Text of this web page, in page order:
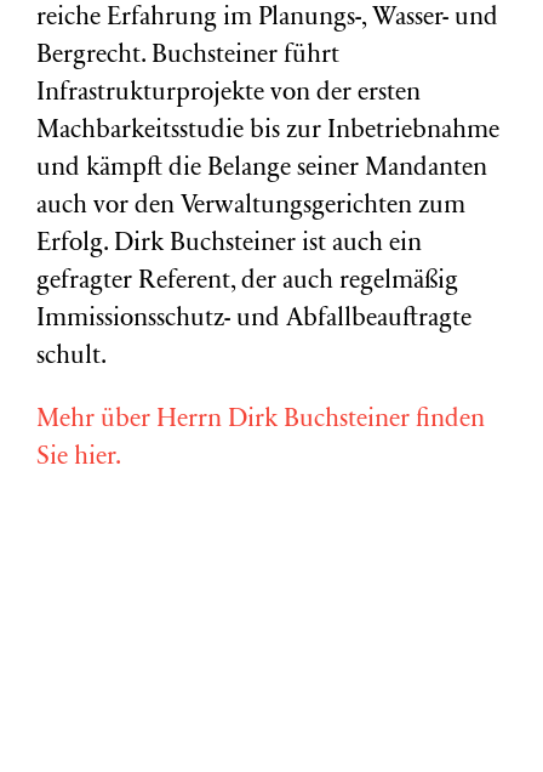
reiche Erfahrung im Planungs-, Wasser- und
Bergrecht. Buchsteiner führt
Infrastrukturprojekte von der ersten
Machbarkeitsstudie bis zur Inbetriebnahme
und kämpft die Belange seiner Mandanten
auch vor den Verwaltungsgerichten zum
Erfolg. Dirk Buchsteiner ist auch ein
gefragter Referent, der auch regelmäßig
Immissionsschutz- und Abfallbeauftragte
schult.
Mehr über Herrn Dirk Buchsteiner finden
Sie hier.